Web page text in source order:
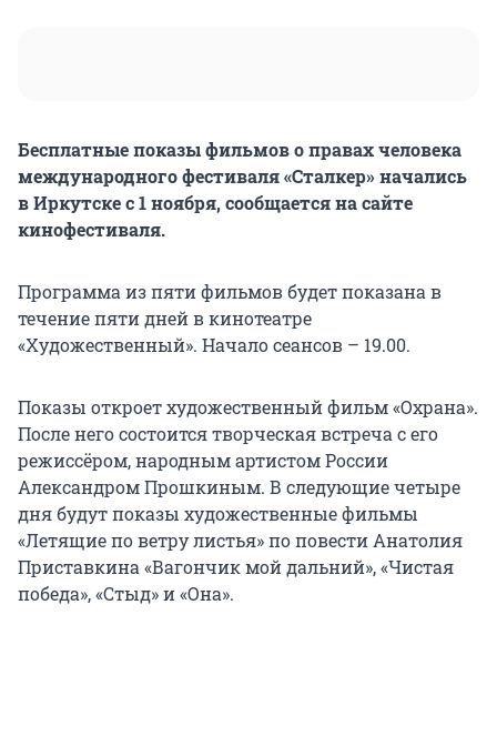
Бесплатные показы фильмов о правах человека
международного фестиваля «Сталкер» начались
в Иркутске с 1 ноября, сообщается на сайте
кинофестиваля.
Программа из пяти фильмов будет показана в
течение пяти дней в кинотеатре
«Художественный». Начало сеансов – 19.00.
Показы откроет художественный фильм «Охрана».
После него состоится творческая встреча с его
режиссёром, народным артистом России
Александром Прошкиным. В следующие четыре
дня будут показы художественные фильмы
«Летящие по ветру листья» по повести Анатолия
Приставкина «Вагончик мой дальний», «Чистая
победа», «Стыд» и «Она».